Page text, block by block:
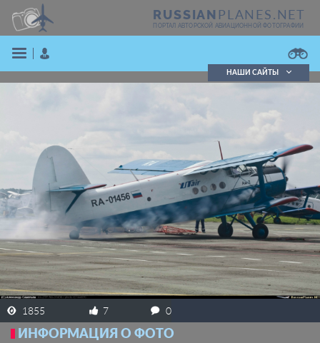
RUSSIAN PLANES.NET
ПОРТАЛ АВТОРСКОЙ АВИАЦИОННОЙ ФОТОГРАФИИ
ЗАРЕГИСТРИРОВАТЬСЯ
Подробно
НАШИ САЙТЫ
1855 7 0
ИНФОРМАЦИЯ О ФОТО